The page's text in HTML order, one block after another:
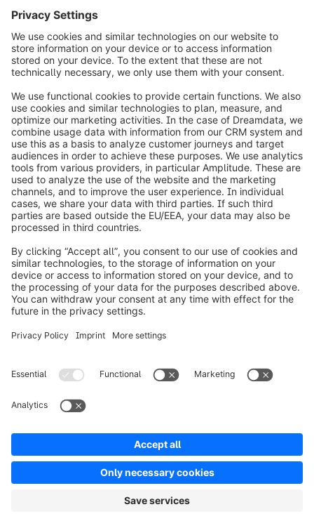
info@shopware.com
Informazioni su Shopware
Prodotti
Soluzioni
Terms & ConditionsPrivacyLegal notice
Copyright © shopware AG - All rights reserved